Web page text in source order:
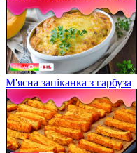
М'ясна запіканка з гарбуза